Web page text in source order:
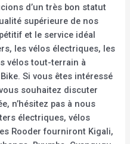
d’un très bon statut
supérieure de nos
et le service idéal
les vélos électriques, les
vélos tout-terrain à
Si vous êtes intéressé
souhaitez discuter
n’hésitez pas à nous
électriques, vélos
Rooder fourniront Kigali,